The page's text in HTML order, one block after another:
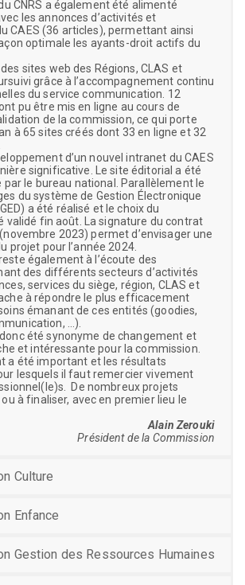
CNRS a également été alimenté
les annonces d’activités et
CAES (36 articles), permettant ainsi
optimale les ayants-droit actifs du
sites web des Régions, CLAS et
grâce à l’accompagnement continu
du service communication. 12
pu être mis en ligne au cours de
de la commission, ce qui porte
à 65 sites créés dont 33 en ligne et 32
d’un nouvel intranet du CAES
significative. Le site éditorial a été
le bureau national. Parallèlement le
du système de Gestion Électronique
a été réalisé et le choix du
validé fin août. La signature du contrat
2023) permet d’envisager une
projet pour l’année 2024.
également à l’écoute des
des différents secteurs d’activités
services du siège, région, CLAS et
à répondre le plus efficacement
émanant de ces entités (goodies,
…).
donc été synonyme de changement et
et intéressante pour la commission.
a été important et les résultats
lesquels il faut remercier vivement
De nombreux projets
à finaliser, avec en premier lieu le
Alain Zerouki
Président de la Commission
Culture
Enfance
Gestion des Ressources Humaines